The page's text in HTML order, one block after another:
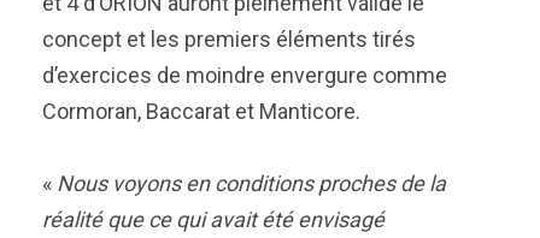
concept et les premiers éléments tirés
d’exercices de moindre envergure comme
Cormoran, Baccarat et Manticore.
« Nous voyons en conditions proches de la
réalité que ce qui avait été envisagé